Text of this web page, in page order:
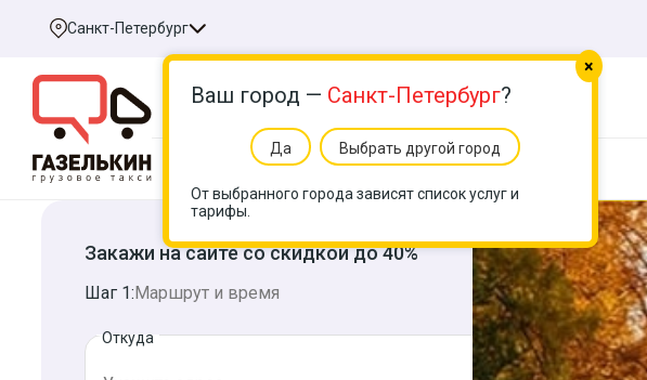
×
Ваш город — Санкт-Петербург?
Да Выбрать другой город
От выбранного города зависят список услуг и
тарифы.
Санкт-Петербург
Услуги
Цены
Закажи на сайте со скидкой до 40%
Шаг 1:Маршрут и время
Откуда